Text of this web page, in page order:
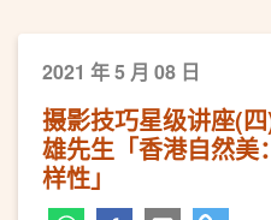
2021 年 5 月 08 日
摄影技巧星级讲座(
雄先生「香港自然美
样性」